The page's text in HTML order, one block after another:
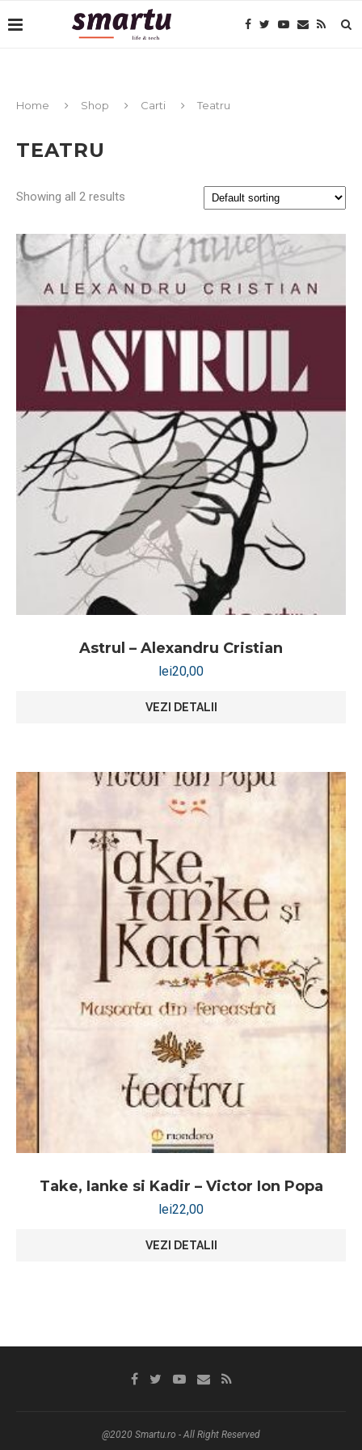
Home Shop Carti Teatru
TEATRU
Showing all 2 results
Astrul – Alexandru Cristian
lei20,00
VEZI DETALII
Take, Ianke si Kadir – Victor Ion Popa
lei22,00
VEZI DETALII
@2020 Smartu.ro - All Right Reserved